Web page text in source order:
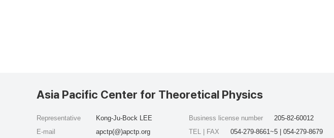
Asia Pacific Center for Theoretical Physics
Representative
Kong-Ju-Bock LEE
E-mail
apctp(@)apctp.org
Business license number
205-82-60012
TEL | FAX
054-279-8661~5 | 054-279-8679